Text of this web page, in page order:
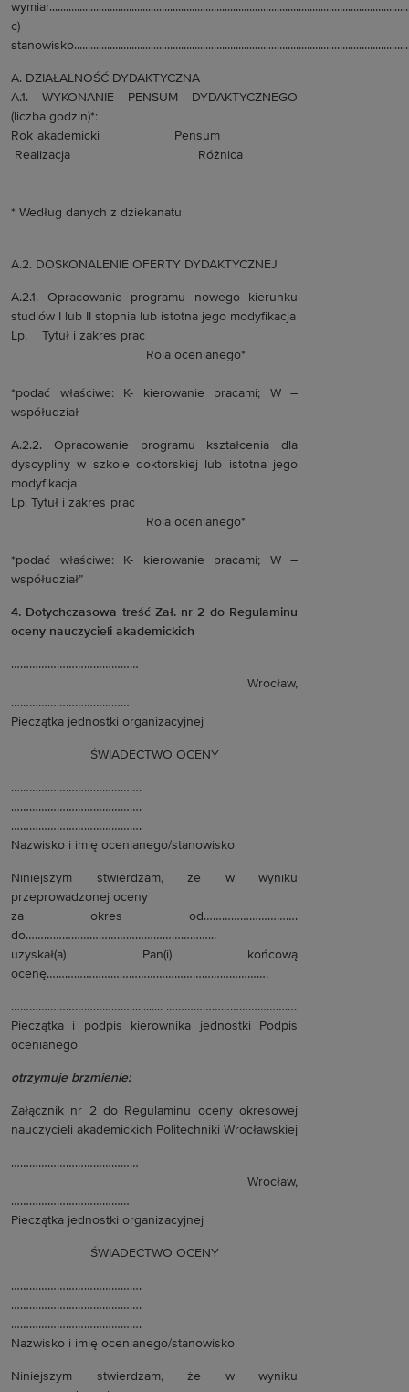
c)
A. DZIAŁALNOŚĆ DYDAKTYCZNA
A.1. WYKONANIE PENSUM DYDAKTYCZNEGO
(liczba godzin)*:
Rok akademicki Pensum
Realizacja Różnica
* Według danych z dziekanatu
A.2. DOSKONALENIE OFERTY DYDAKTYCZNEJ
A.2.1. Opracowanie programu nowego kierunku
studiów I lub II stopnia lub istotna jego modyfikacja
Lp. Tytuł i zakres prac
Rola ocenianego*
*podać właściwe: K- kierowanie pracami; W –
współudział
A.2.2. Opracowanie programu kształcenia dla
dyscypliny w szkole doktorskiej lub istotna jego
modyfikacja
Lp. Tytuł i zakres prac
Rola ocenianego*
*podać właściwe: K- kierowanie pracami; W –
współudział”
4. Dotychczasowa treść Zał. nr 2 do Regulaminu
oceny nauczycieli akademickich
……………………………………
Wrocław,
…………………………………
Pieczątka jednostki organizacyjnej
ŚWIADECTWO OCENY
…………………………………….
…………………………………….
…………………………………….
Nazwisko i imię ocenianego/stanowisko
Niniejszym stwierdzam, że w wyniku
przeprowadzonej oceny
za okres od………………………….
do……………………………………………………...
uzyskał(a) Pan(i) końcową
ocenę……………………………………………………………….
…………………………………............ …………………………………….
Pieczątka i podpis kierownika jednostki Podpis
ocenianego
otrzymuje brzmienie:
Załącznik nr 2 do Regulaminu oceny okresowej
nauczycieli akademickich Politechniki Wrocławskiej
……………………………………
Wrocław,
…………………………………
Pieczątka jednostki organizacyjnej
ŚWIADECTWO OCENY
…………………………………….
…………………………………….
…………………………………….
Nazwisko i imię ocenianego/stanowisko
Niniejszym stwierdzam, że w wyniku